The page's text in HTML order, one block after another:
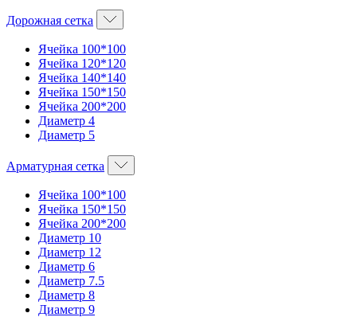
Дорожная сетка
Ячейка 100*100
Ячейка 120*120
Ячейка 140*140
Ячейка 150*150
Ячейка 200*200
Диаметр 4
Диаметр 5
Арматурная сетка
Ячейка 100*100
Ячейка 150*150
Ячейка 200*200
Диаметр 10
Диаметр 12
Диаметр 6
Диаметр 7.5
Диаметр 8
Диаметр 9